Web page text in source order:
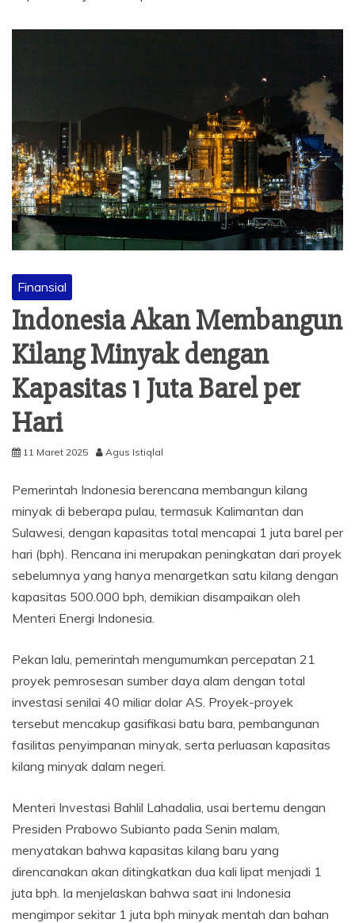
Finansial
Indonesia Akan Membangun
Kilang Minyak dengan
Kapasitas 1 Juta Barel per
Hari
11 Maret 2025 Agus Istiqlal
Pemerintah Indonesia berencana membangun kilang
minyak di beberapa pulau, termasuk Kalimantan dan
Sulawesi, dengan kapasitas total mencapai 1 juta barel per
hari (bph). Rencana ini merupakan peningkatan dari proyek
sebelumnya yang hanya menargetkan satu kilang dengan
kapasitas 500.000 bph, demikian disampaikan oleh
Menteri Energi Indonesia.
Pekan lalu, pemerintah mengumumkan percepatan 21
proyek pemrosesan sumber daya alam dengan total
investasi senilai 40 miliar dolar AS. Proyek-proyek
tersebut mencakup gasifikasi batu bara, pembangunan
fasilitas penyimpanan minyak, serta perluasan kapasitas
kilang minyak dalam negeri.
Menteri Investasi Bahlil Lahadalia, usai bertemu dengan
Presiden Prabowo Subianto pada Senin malam,
menyatakan bahwa kapasitas kilang baru yang
direncanakan akan ditingkatkan dua kali lipat menjadi 1
juta bph. Ia menjelaskan bahwa saat ini Indonesia
mengimpor sekitar 1 juta bph minyak mentah dan bahan